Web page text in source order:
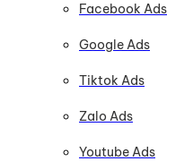
Facebook Ads
Google Ads
Tiktok Ads
Zalo Ads
Youtube Ads